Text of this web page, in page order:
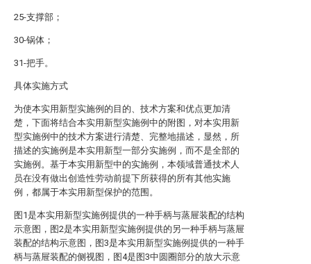
25-支撑部；
30-锅体；
31-把手。
具体实施方式
为使本实用新型实施例的目的、技术方案和优点更加清
楚，下面将结合本实用新型实施例中的附图，对本实用新
型实施例中的技术方案进行清楚、完整地描述，显然，所
描述的实施例是本实用新型一部分实施例，而不是全部的
实施例。基于本实用新型中的实施例，本领域普通技术人
员在没有做出创造性劳动前提下所获得的所有其他实施
例，都属于本实用新型保护的范围。
图1是本实用新型实施例提供的一种手柄与蒸屉装配的结构
示意图，图2是本实用新型实施例提供的另一种手柄与蒸屉
装配的结构示意图，图3是本实用新型实施例提供的一种手
柄与蒸屉装配的侧视图，图4是图3中圆圈部分的放大示意